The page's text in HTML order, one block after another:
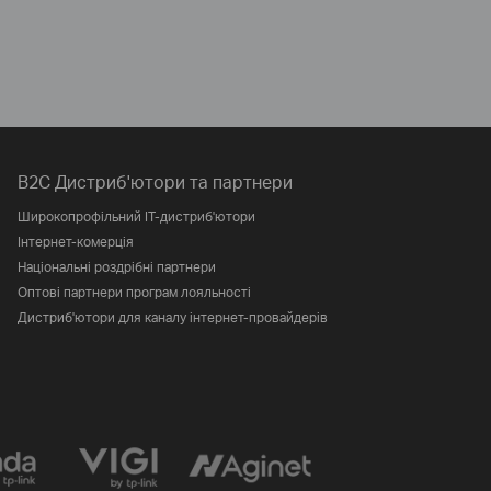
B2C Дистриб'ютори та партнери
Широкопрофільний IT-дистриб'ютори
Інтернет-комерція
Національні роздрібні партнери
Оптові партнери програм лояльності
Дистриб'ютори для каналу інтернет-провайдерів